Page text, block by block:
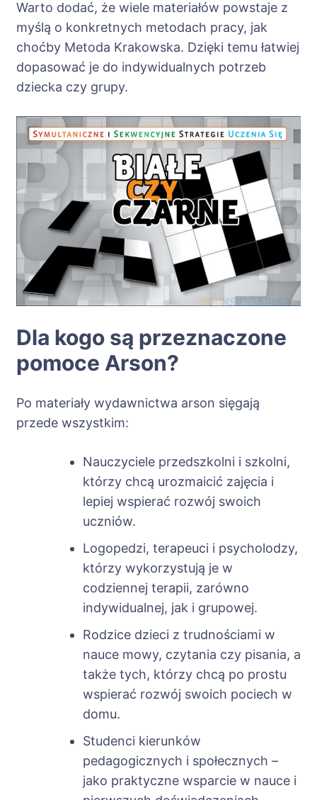
Warto dodać, że wiele materiałów powstaje z
myślą o konkretnych metodach pracy, jak
choćby Metoda Krakowska. Dzięki temu łatwiej
dopasować je do indywidualnych potrzeb
dziecka czy grupy.
Dla kogo są przeznaczone
pomoce Arson?
Po materiały wydawnictwa arson sięgają
przede wszystkim:
Nauczyciele przedszkolni i szkolni,
którzy chcą urozmaicić zajęcia i
lepiej wspierać rozwój swoich
uczniów.
Logopedzi, terapeuci i psycholodzy,
którzy wykorzystują je w
codziennej terapii, zarówno
indywidualnej, jak i grupowej.
Rodzice dzieci z trudnościami w
nauce mowy, czytania czy pisania, a
także tych, którzy chcą po prostu
wspierać rozwój swoich pociech w
domu.
Studenci kierunków
pedagogicznych i społecznych –
jako praktyczne wsparcie w nauce i